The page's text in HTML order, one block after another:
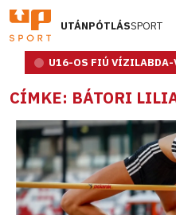
UTÁNPÓTLÁSSPORT
U16-OS FIÚ VÍZILABDA-
CÍMKE: BÁTORI